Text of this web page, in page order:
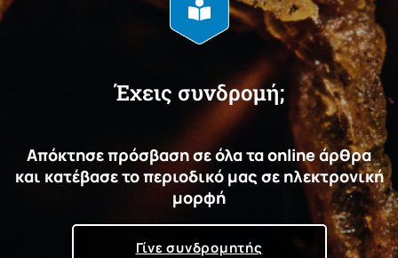
Έχεις συνδρομή;
Απόκτησε πρόσβαση σε όλα τα online άρθρα
και κατέβασε το περιοδικό μας σε ηλεκτρονική
μορφή
Γίνε συνδρομητής